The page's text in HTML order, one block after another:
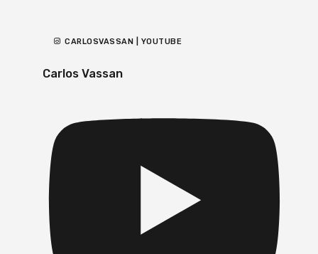
CARLOSVASSAN | YOUTUBE
Carlos Vassan